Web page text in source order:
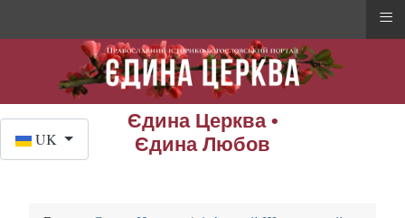
Єдина Церква •
Єдина Любов
UK
≡